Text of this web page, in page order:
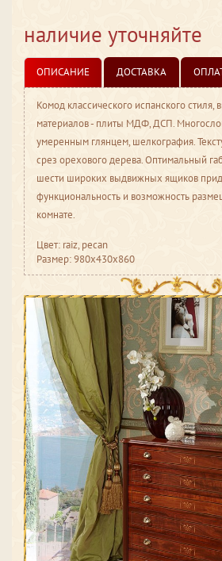
наличие уточняйте
ОПИСАНИЕ ДОСТАВКА
Комод классического испанского стиля,
материалов - плиты МДФ, ДСП.
умеренным глянцем, шелкография.
срез орехового дерева. Оптимальный
шести широких выдвижных ящиков
функциональность и возможность
комнате.
Цвет: raiz, pecan
Размер: 980x430x860